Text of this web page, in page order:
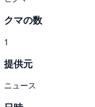
クマの数
1
提供元
ニュース